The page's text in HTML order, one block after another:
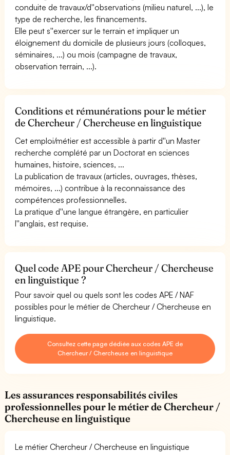
conduite de travaux/d''observations (milieu naturel, ...), le
type de recherche, les financements.
Elle peut s''exercer sur le terrain et impliquer un
éloignement du domicile de plusieurs jours (colloques,
séminaires, ...) ou mois (campagne de travaux,
observation terrain, ...).
Conditions et rémunérations pour le métier
de Chercheur / Chercheuse en linguistique
Cet emploi/métier est accessible à partir d''un Master
recherche complété par un Doctorat en sciences
humaines, histoire, sciences, ...
La publication de travaux (articles, ouvrages, thèses,
mémoires, ...) contribue à la reconnaissance des
compétences professionnelles.
La pratique d''une langue étrangère, en particulier
l''anglais, est requise.
Quel code APE pour Chercheur / Chercheuse
en linguistique ?
Pour savoir quel ou quels sont les codes APE / NAF
possibles pour le métier de Chercheur / Chercheuse en
linguistique.
Consultez cette page dédiée aux codes APE de
Chercheur / Chercheuse en linguistique
Les assurances responsabilités civiles
professionnelles pour le métier de Chercheur /
Chercheuse en linguistique
Le métier Chercheur / Chercheuse en linguistique